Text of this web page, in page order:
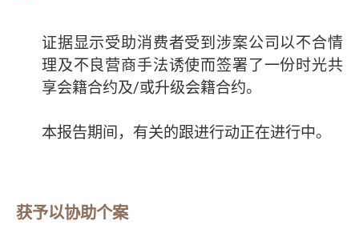
证据显示受助消费者受到涉案公司以不合情
理及不良营商手法诱使而签署了一份时光共
享会籍合约及/或升级会籍合约。
本报告期间，有关的跟进行动正在进行中。
获予以协助个案